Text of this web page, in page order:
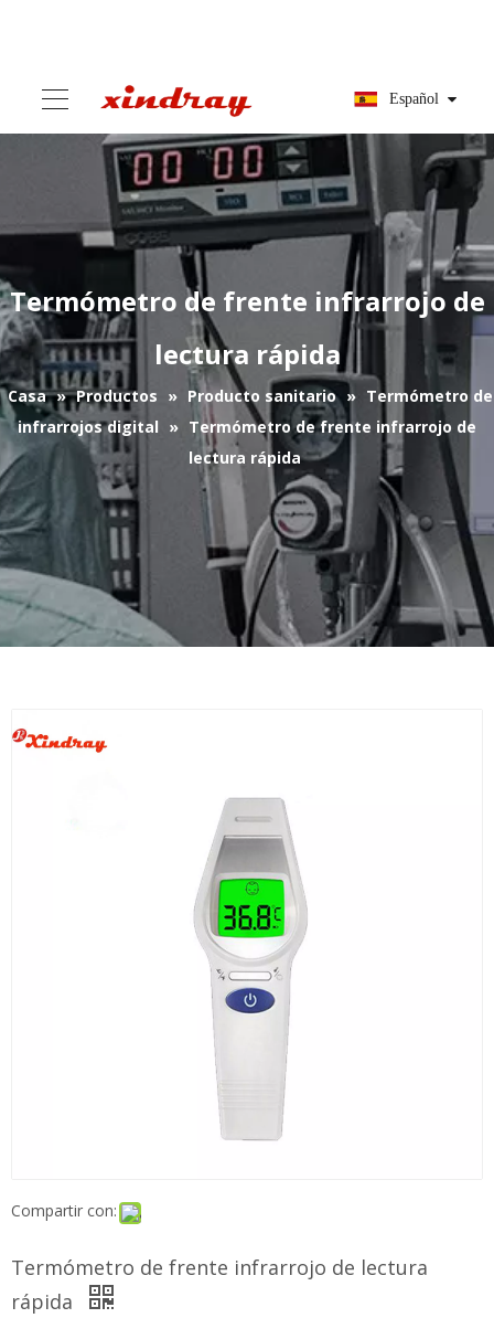
Termómetro de frente infrarrojo de
lectura rápida
Casa » Productos Producto sanitario » Termómetro de
infrarrojos digital » Termómetro de frente infrarrojo de
lectura rápida
Termómetro de frente infrarrojo de lectura
Característica:
1. Sensor de temperatura de alta calidad importado.
2. Tres colores que cambian el indicador retroiluminado LCD